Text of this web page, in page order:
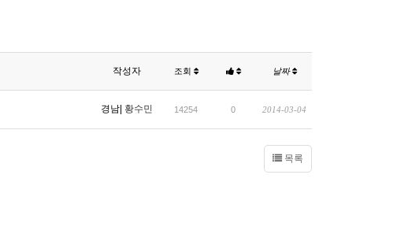
작성자 조회 날짜
경남| 황수민 14254 0 2014-03-04
목록